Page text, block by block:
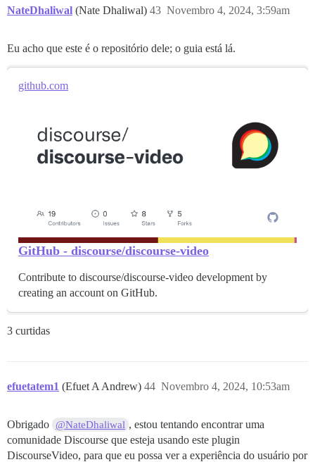
NateDhaliwal (Nate Dhaliwal) Novembro 4, 2024, 3:59am
43
Eu acho que este é o repositório dele; o guia está lá.
github.com
GitHub - discourse/discourse-video
Contribute to discourse/discourse-video development by
creating an account on GitHub.
3 curtidas
efuetatem1 (Efuet A Andrew) Novembro 4, 2024, 10:53am
44
Obrigado @NateDhaliwal , estou tentando encontrar uma
comunidade Discourse que esteja usando este plugin
DiscourseVideo, para que eu possa ver a experiência do usuário por